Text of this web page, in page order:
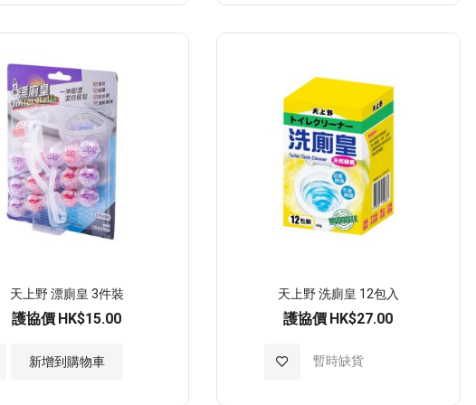
至
天上野 漂廁皇 3件裝
護協價 HK$15.00
新增到購物車
天上野 洗廁皇 12包入
護協價 HK$27.00
暫時缺貨
加